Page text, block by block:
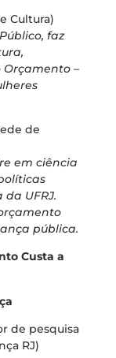
Cultura)
faz
–
de
em ciência
UFRJ.
pública.
Custa a
de pesquisa
RJ)